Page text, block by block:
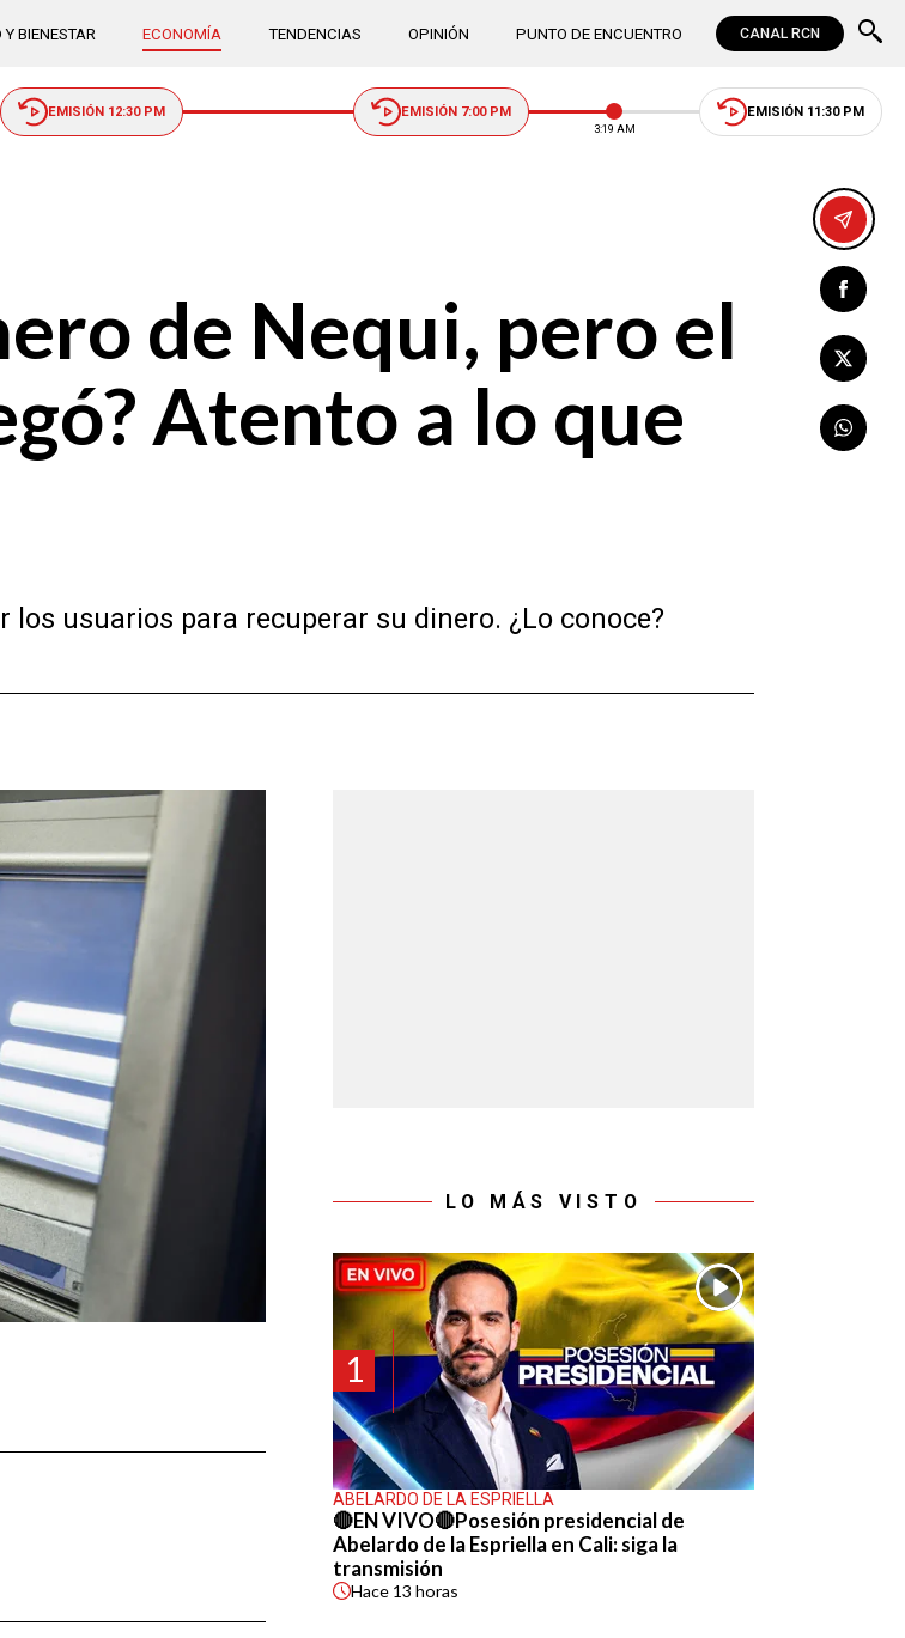
BIENESTAR ECONOMÍA TENDENCIAS OPINIÓN PUNTO DE ENCUENTRO CANAL RCN
EMISIÓN 12:30 PM EMISIÓN 7:00 PM
3:19 AM
EMISIÓN 11:30 PM
de Nequi, pero el
Atento a lo que
usuarios para recuperar su dinero. ¿Lo conoce?
LO MÁS VISTO
1
ABELARDO DE LA ESPRIELLA
🔴EN VIVO🔴Posesión presidencial de
Abelardo de la Espriella en Cali: siga la
transmisión
Hace 13 horas